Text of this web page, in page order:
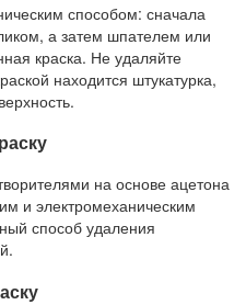
способом: сначала
а затем шпателем или
краска. Не удаляйте
находится штукатурка,
на основе ацетона
и электромеханическим
способ удаления